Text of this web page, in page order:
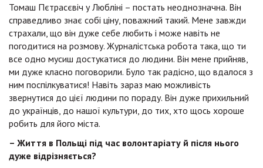
Томаш Пєтрасєвіч у Любліні – постать неоднозначна. Він
справедливо знає собі ціну, поважний такий. Мене завжди
страхали, що він дуже себе любить і може навіть не
погодитися на розмову. Журналістська робота така, що ти
все одно мусиш достукатися до людини. Він мене прийняв,
ми дуже класно поговорили. Було так радісно, що вдалося з
ним поспілкуватися! Навіть зараз маю можливість
звернутися до цієї людини по пораду. Він дуже прихильний
до українців, до нашої культури, до тих, хто щось хороше
робить для його міста.
– Життя в Польщі під час волонтаріату й після нього
дуже відрізняється?